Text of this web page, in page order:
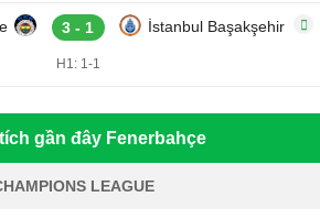
3 - 1 İstanbul Başakşehir
H1: 1-1
gần đây Fenerbahçe
LEAGUE